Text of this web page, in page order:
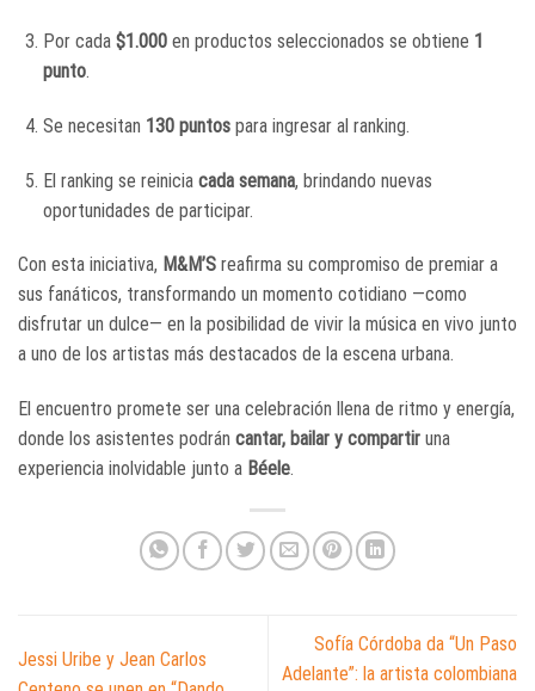
Por cada $1.000en productos seleccionados se obtiene 1
punto.
Se necesitan 130 puntospara ingresar al ranking.
El ranking se reinicia cada semana, brindando nuevas
oportunidades de participar.
Con esta iniciativa, M&M’S reafirma su compromiso de premiar a
sus fanáticos, transformando un momento cotidiano —como
disfrutar un dulce— en la posibilidad de vivir la música en vivo junto
a uno de los artistas más destacados de la escena urbana.
El encuentro promete ser una celebración llena de ritmo y energía,
donde los asistentes podrán cantar, bailar y compartir una
experiencia inolvidable junto a Béele.
Jessi Uribe y Jean Carlos
Sofía Córdoba da “Un Paso
Adelante”: la artista colombiana